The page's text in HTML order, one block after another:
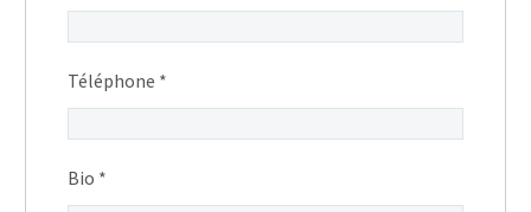
Téléphone *
Bio *